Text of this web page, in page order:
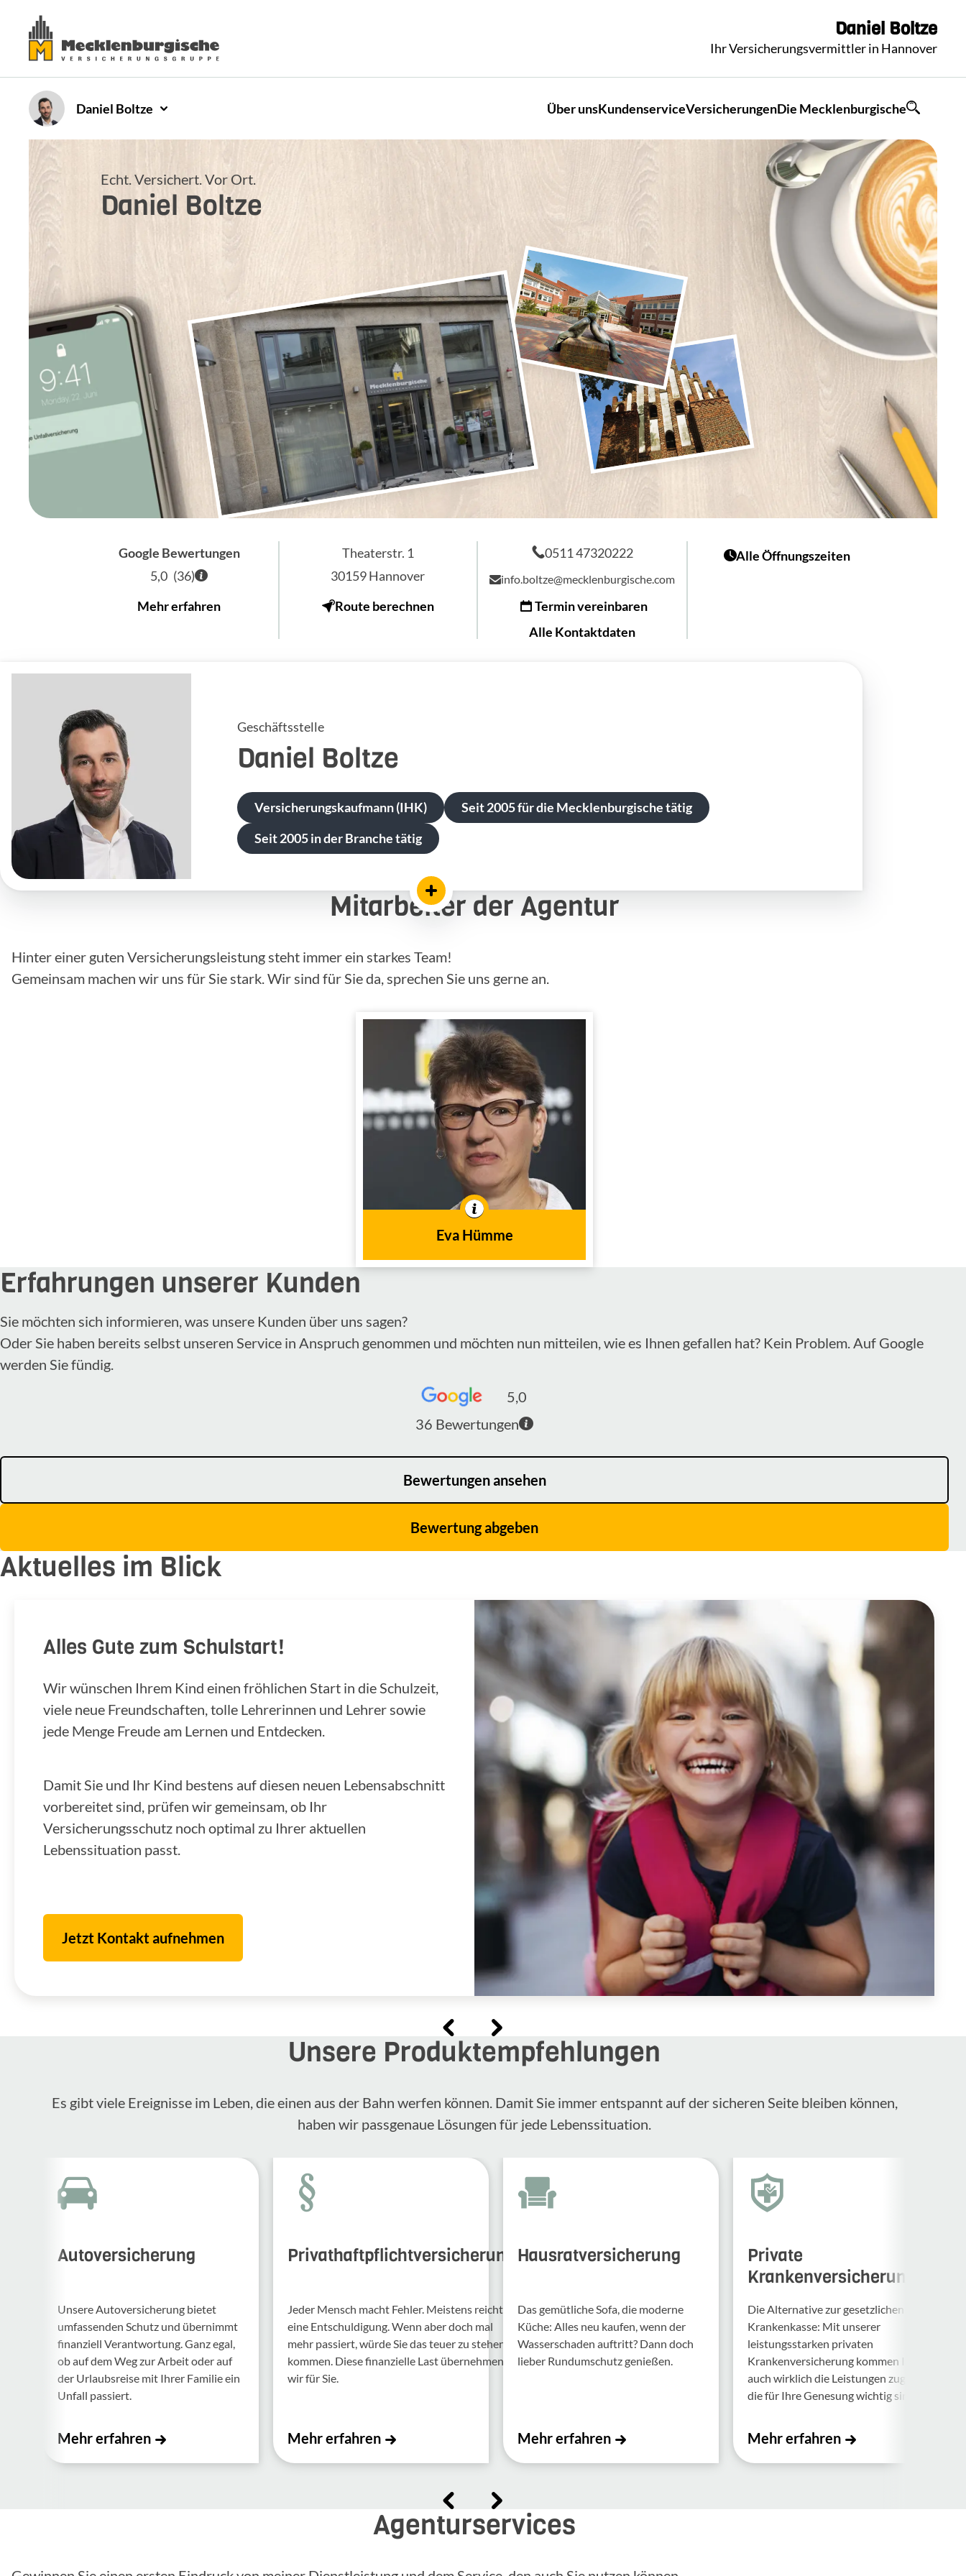
Daniel Boltze
Ihr Versicherungsvermittler in Hannover
Daniel Boltze Über unsKundenserviceVersicherungenDie Mecklenburgische
Daniel Boltze
Echt. Versichert. Vor Ort.
Google Bewertungen
5,0 (36)
Mehr erfahren
Theaterstr. 1
30159Hannover
Route berechnen
0511 47320222
info.boltze@mecklenburgische.com
Termin vereinbaren
Alle Kontaktdaten
Alle Öffnungszeiten
Geschäftsstelle
Daniel Boltze
Versicherungskaufmann (IHK)
Seit 2005 für die Mecklenburgische tätig
Seit 2005 in der Branche tätig
Mitarbeiter der Agentur
Hinter einer guten Versicherungsleistung steht immer ein starkes Team!
Gemeinsam machen wir uns für Sie stark. Wir sind für Sie da, sprechen Sie uns gerne an.
Eva Hümme
Eva Hümme
Tätig im
Innendienst
In der Branche tätig seit
dem Jahr
1986
Erfahrungen unserer Kunden
Sie möchten sich informieren, was unsere Kunden über uns sagen?
Oder Sie haben bereits selbst unseren Service in Anspruch genommen und möchten nun mitteilen, wie es Ihnen gefallen hat? Kein Problem. Auf Google
werden Sie fündig.
5,0
36 Bewertungen
Bewertungen ansehen
Bewertung abgeben
Aktuelles im Blick
Alles Gute zum Schulstart!
Wir wünschen Ihrem Kind einen fröhlichen Start in die Schulzeit,
viele neue Freundschaften, tolle Lehrerinnen und Lehrer sowie
jede Menge Freude am Lernen und Entdecken.
Damit Sie und Ihr Kind bestens auf diesen neuen Lebensabschnitt
vorbereitet sind, prüfen wir gemeinsam, ob Ihr
Versicherungsschutz noch optimal zu Ihrer aktuellen
Lebenssituation passt.
Jetzt Kontakt aufnehmen
Unsere Produktempfehlungen
Es gibt viele Ereignisse im Leben, die einen aus der Bahn werfen können. Damit Sie immer entspannt auf der sicheren Seite bleiben können,
haben wir passgenaue Lösungen für jede Lebenssituation.
Autoversicherung
Unsere Auto­ver­si­che­rung bietet
umfas­senden Schutz und über­nimmt
finan­ziell Verant­wor­tung. Ganz egal,
ob auf dem Weg zur Arbeit oder auf
der Urlaubs­reise mit Ihrer Familie ein
Unfall passiert.
Mehr erfahren
Privathaftpflichtversicherung
Jeder Mensch macht Fehler. Meis­tens reicht
eine Entschul­di­gung. Wenn aber doch mal
mehr passiert, würde Sie das teuer zu stehen
kommen. Diese finan­zi­elle Last über­nehmen
wir für Sie.
Mehr erfahren
Hausratversicherung
Das gemütliche Sofa, die moderne
Küche: Alles neu kaufen, wenn der
Wasserschaden auftritt? Dann doch
lieber Rundumschutz genießen.
Mehr erfahren
Private
Krankenversicherung
Die Alternative zur gesetzlichen
Krankenkasse: Mit unserer
leistungsstarken privaten
Krankenversicherung kommen Ihnen
auch wirklich die Leistungen zugute,
die für Ihre Genesung wichtig sind.
Mehr erfahren
Agenturservices